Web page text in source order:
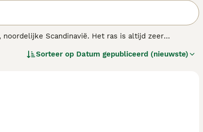
Scandinavië. Het ras is altijd zeer
hun werk serieus. De Finse Lappenhond is
Sorteer op Datum gepubliceerd (nieuwste)